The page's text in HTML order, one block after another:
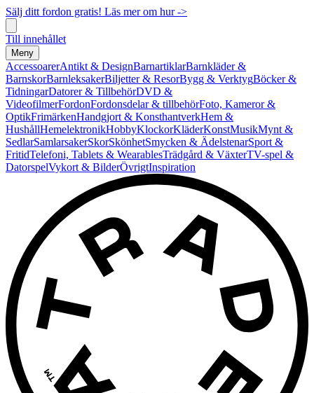
Sälj ditt fordon gratis! Läs mer om hur ->
Till innehållet
Meny
AccessoarerAntikt & DesignBarnartiklarBarnkläder &
BarnskorBarnleksakerBiljetter & ResorBygg & VerktygBöcker &
TidningarDatorer & TillbehörDVD &
VideofilmerFordonFordonsdelar & tillbehörFoto, Kameror &
OptikFrimärkenHandgjort & KonsthantverkHem &
HushållHemelektronikHobbyKlockorKläderKonstMusikMynt &
SedlarSamlarsakerSkorSkönhetSmycken & ÄdelstenarSport &
FritidTelefoni, Tablets & WearablesTrädgård & VäxterTV-spel &
DatorspelVykort & BilderÖvrigtInspiration